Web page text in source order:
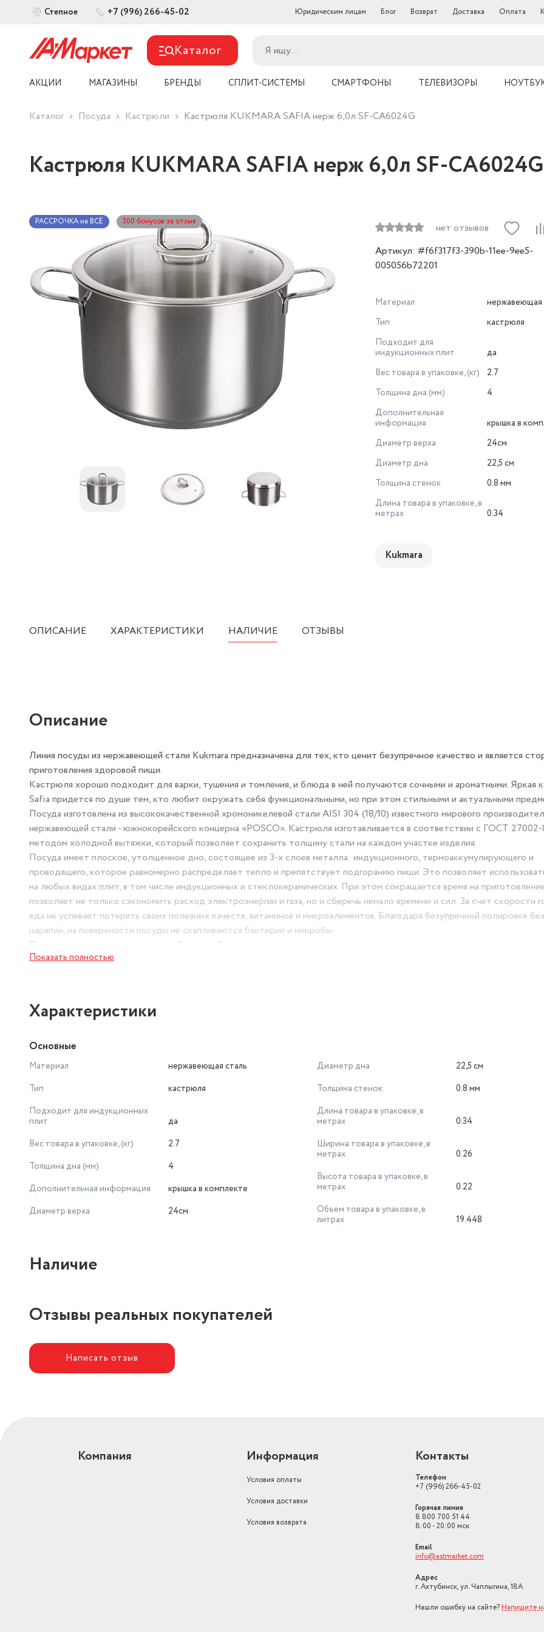
Степное +7 (996) 266-45-02 Юридическим лицам Блог Возврат Доставка Оплата
Каталог
АКЦИИ МАГАЗИНЫ БРЕНДЫ СПЛИТ-СИСТЕМЫ СМАРТФОНЫ ТЕЛЕВИЗОРЫ
Каталог Посуда Кастрюли Кастрюля KUKMARA SAFIA нерж 6,0л SF-CA6024G
Кастрюля KUKMARA SAFIA нерж 6,0л SF-CA6024G
РАССРОЧКА на ВСЁ 300 бонусов за отзыв
нет отзывов
Артикул: #f6f317f3-390b-11ee-9ee5-
005056b72201
Материал
нержавеющая
Тип
кастрюля
Подходит для
индукционных плит
да
Вес товара в упаковке, (кг)
2.7
Толщина дна (мм)
4
Дополнительная
информация
крышка в
Диаметр верха
24см
Диаметр дна
22,5 см
Толщина стенок
0.8 мм
Длина товара в упаковке, в
метрах
0.34
Kukmara
ОПИСАНИЕ ХАРАКТЕРИСТИКИ НАЛИЧИЕ ОТЗЫВЫ
Описание
Линия посуды из нержавеющей стали Kukmara предназначена для тех, кто ценит безупречное качество и является
приготовления здоровой пищи.
Кастрюля хорошо подходит для варки, тушения и томления, и блюда в ней получаются сочными и ароматными. Яркая
Safia придется по душе тем, кто любит окружать себя функциональными, но при этом стильными и актуальными
Посуда изготовлена из высококачественной хромоникелевой стали AISI 304 (18/10) известного мирового
нержавеющей стали - южнокорейского концерна «POSCO». Кастрюля изготавливается в соответствии с ГОСТ
методом холодной вытяжки, который позволяет сохранить толщину стали на каждом участке изделия.
Посуда имеет плоское, утолщенное дно, состоящее из 3-х слоев металла: индукционного, термоаккумулирующего и
проводящего, которое равномерно распределяет тепло и препятствует подгоранию пищи. Это позволяет
на любых видах плит, в том числе индукционных и стеклокерамических. При этом сокращается время на
позволяет не только сэкономить расход электроэнергии и газа, но и сберечь немало времени и сил. За счет скорости
еда не успевает потерять своих полезных качеств, витаминов и микроэлементов. Благодаря безупречной полировке
царапин, на поверхности посуды не скапливаются бактерии и микробы.
Посуда комплектуется стеклянной крышкой с отверстием для выхода пара, выполненная из высококачественного
стекла, идеально прилегающая к краям посуды и предотвращающая проливание жидкости. Широкий металлический
Показать полностью
Характеристики
Основные
Материал
нержавеющая сталь
Тип
кастрюля
Подходит для индукционных
плит
да
Вес товара в упаковке, (кг)
2.7
Толщина дна (мм)
4
Дополнительная информация
крышка в комплекте
Диаметр верха
24см
Диаметр дна
22,5 см
Толщина стенок
0.8 мм
Длина товара в упаковке, в
метрах
0.34
Ширина товара в упаковке, в
метрах
0.26
Высота товара в упаковке, в
метрах
0.22
Объем товара в упаковке, в
литрах
19.448
Наличие
Отзывы реальных покупателей
Написать отзыв
Компания Информация
Условия оплаты
Условия доставки
Условия возврата
Контакты
Телефон
+7 (996) 266-45-02
Горячая линия
8 800 700 51 44
8:00 - 20:00 мск
Email
info@astmarket.com
Адрес
г. Ахтубинск, ул. Чаплыгина, 18А
Нашли ошибку на сайте? Напишите